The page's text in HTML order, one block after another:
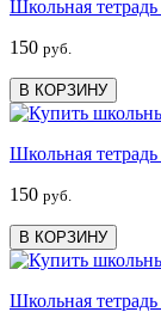
Школьная тетрадь
150 руб.
В КОРЗИНУ
Школьная тетрадь
150 руб.
В КОРЗИНУ
Школьная тетрадь